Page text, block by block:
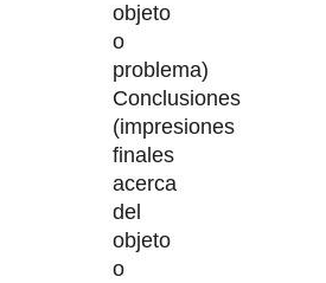
objeto
o
problema)
Conclusiones
(impresiones
finales
acerca
del
objeto
o